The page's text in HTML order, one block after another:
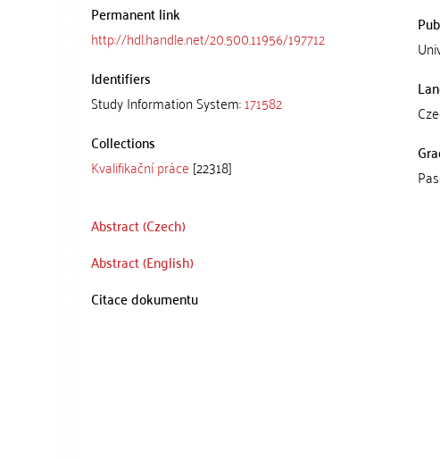
Permanent link
http://hdl.handle.net/20.500.11956/197712
Identifiers
Study Information System:171582
Collections
Kvalifikační práce [22318]
Abstract (Czech)
Abstract (English)
Citace dokumentu